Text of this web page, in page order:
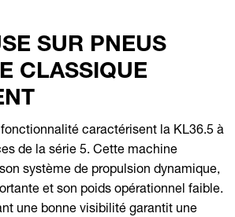
SUR PNEUS
CLASSIQUE
caractérisent la KL36.5 à
de la série 5. Cette machine
système de propulsion dynamique,
et son poids opérationnel faible.
une bonne visibilité garantit une